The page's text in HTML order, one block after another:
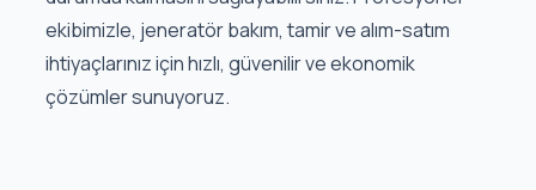
ekibimizle, jeneratör bakım, tamir ve alım-satım
ihtiyaçlarınız için hızlı, güvenilir ve ekonomik
çözümler sunuyoruz.